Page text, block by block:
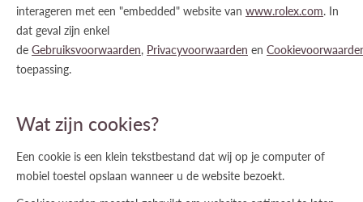
interageren met een "embedded" website van www.rolex.com. In
dat geval zijn enkel
de Gebruiksvoorwaarden, Privacyvoorwaarden en
toepassing.
Wat zijn cookies?
Een cookie is een klein tekstbestand dat wij op je computer of
mobiel toestel opslaan wanneer u de website bezoekt.